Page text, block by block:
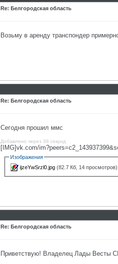
Re: Белгородская область
Возьму в аренду транспондер
Re: Белгородская область
Сегодня прошил ммс
Добавлено через 38 секунд
[IMG]vk.com/
Изображения
ijzeYwSrzl0.jpg (82.7 Кб, 14 просмотров)
Re: Белгородская область
Приветствую! Владелец Лады Весты